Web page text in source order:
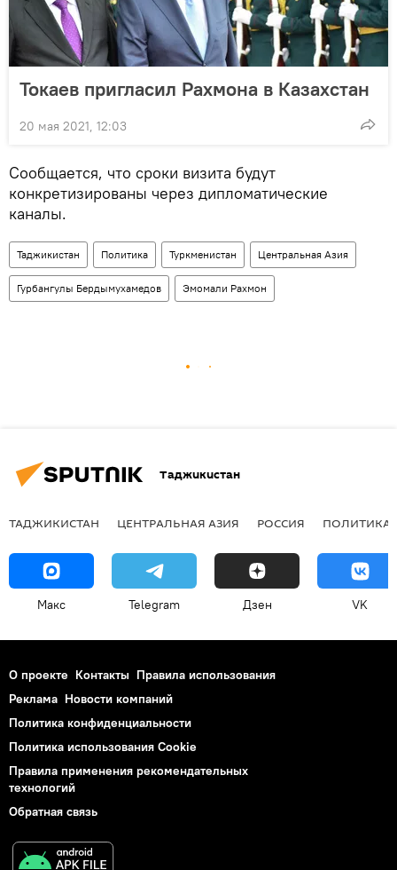
Токаев пригласил Рахмона в Казахстан
20 мая 2021, 12:03
Сообщается, что сроки визита будут
конкретизированы через дипломатические
каналы.
Таджикистан Политика Туркменистан Центральная Азия
Гурбангулы Бердымухамедов Эмомали Рахмон
Таджикистан
ТАДЖИКИСТАН ЦЕНТРАЛЬНАЯ АЗИЯ РОССИЯ ПОЛИТИКА
Макс Telegram Дзен VK
О проекте Контакты Правила использования
Реклама Новости компаний
Политика конфиденциальности
Политика использования Cookie
Правила применения рекомендательных
технологий
Обратная связь